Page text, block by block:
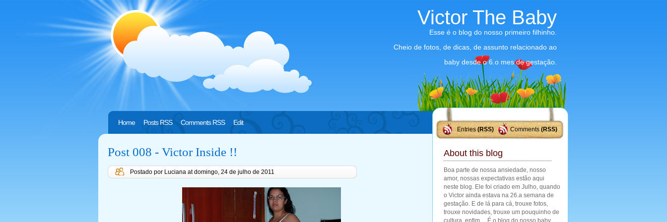
Victor The Baby
Esse é o blog do nosso primeiro filhinho.
Cheio de fotos, de dicas, de assunto relacionado ao
baby desde o 6.o mes de gestação.
Entries(RSS) Comments (RSS)
Home Posts RSS Comments RSS Edit
Post 008 - Victor Inside !!
Postado por Luciana atdomingo, 24 de julho de 2011
About this blog
Boa parte de nossa ansiedade, nosso
amor, nossas expectativas estão aqui
neste blog. Ele foi criado em Julho, quando
o Victor ainda estava na 26.a semana de
gestação. E de lá para cá, trouxe fotos,
trouxe novidades, trouxe um pouquinho de
cultura, enfim ... É o blog do nosso baby